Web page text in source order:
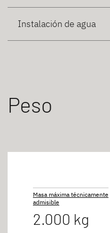
Instalación de agua
Peso
Masa máxima técnicamente
admisible
2.000 kg